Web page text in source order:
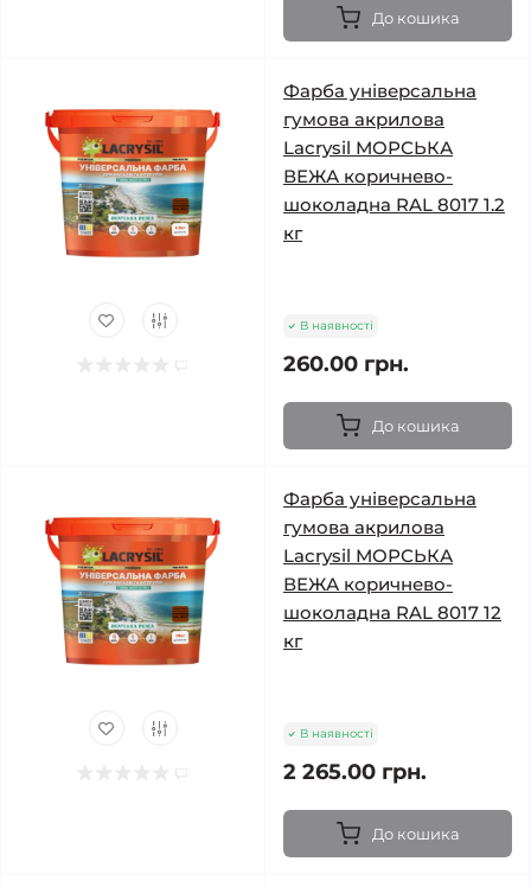
До кошика
Фарба універсальна
гумова акрилова
Lacrysil МОРСЬКА
ВЕЖА коричнево-
шоколадна RAL 8017 1.2
кг
В наявності
260.00 грн.
До кошика
Фарба універсальна
гумова акрилова
Lacrysil МОРСЬКА
ВЕЖА коричнево-
шоколадна RAL 8017 12
кг
В наявності
2 265.00 грн.
До кошика